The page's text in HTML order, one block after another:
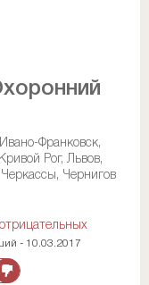
Франковск,
Рог, Львов,
Чернигов
- 10.03.2017